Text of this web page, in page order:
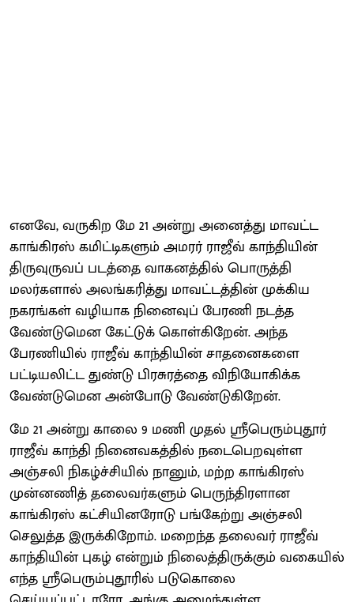
எனவே, வருகிற மே 21 அன்று அனைத்து மாவட்ட
காங்கிரஸ் கமிட்டிகளும் அமரர் ராஜீவ் காந்தியின்
திருவுருவப் படத்தை வாகனத்தில் பொருத்தி
மலர்களால் அலங்கரித்து மாவட்டத்தின் முக்கிய
நகரங்கள் வழியாக நினைவுப் பேரணி நடத்த
வேண்டுமென கேட்டுக் கொள்கிறேன். அந்த
பேரணியில் ராஜீவ் காந்தியின் சாதனைகளை
பட்டியலிட்ட துண்டு பிரசுரத்தை விநியோகிக்க
வேண்டுமென அன்போடு வேண்டுகிறேன்.
மே 21 அன்று காலை 9 மணி முதல் ஸ்ரீபெரும்புதூர்
ராஜீவ் காந்தி நினைவகத்தில் நடைபெறவுள்ள
அஞ்சலி நிகழ்ச்சியில் நானும், மற்ற காங்கிரஸ்
முன்னணித் தலைவர்களும் பெருந்திரளான
காங்கிரஸ் கட்சியினரோடு பங்கேற்று அஞ்சலி
செலுத்த இருக்கிறோம். மறைந்த தலைவர் ராஜீவ்
காந்தியின் புகழ் என்றும் நிலைத்திருக்கும் வகையில்
எந்த ஸ்ரீபெரும்புதூரில் படுகொலை